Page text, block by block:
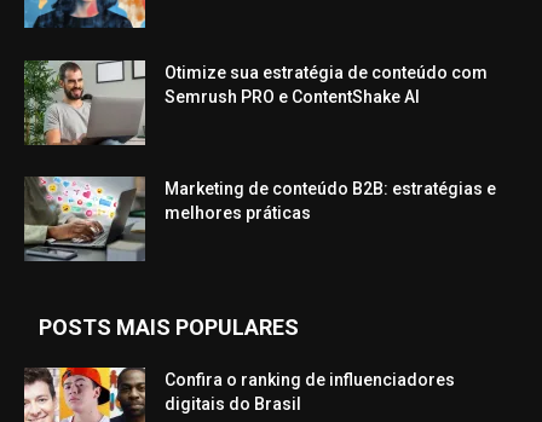
Otimize sua estratégia de conteúdo com
Semrush PRO e ContentShake AI
Marketing de conteúdo B2B: estratégias e
melhores práticas
POSTS MAIS POPULARES
Confira o ranking de influenciadores
digitais do Brasil